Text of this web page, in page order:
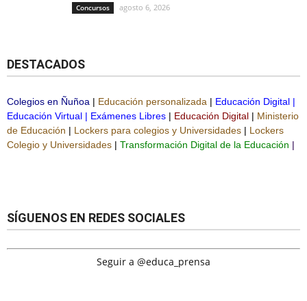
Concursos agosto 6, 2026
DESTACADOS
Colegios en Ñuñoa | Educación personalizada | Educación Digital |
Educación Virtual | Exámenes Libres | Educación Digital | Ministerio
de Educación | Lockers para colegios y Universidades | Lockers
Colegio y Universidades | Transformación Digital de la Educación |
SÍGUENOS EN REDES SOCIALES
Seguir a @educa_prensa